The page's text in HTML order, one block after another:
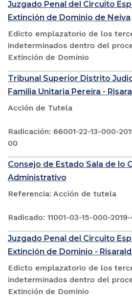
Juzgado Penal del Circuito
Extinción de Dominio de Neiva
Edicto emplazatorio de los
indeterminados dentro del
Extinción de Dominio
Tribunal Superior Distrito
Familia Unitaria Pereira -
Acción de Tutela
Radicación: 66001-22-13-000-
00
Consejo de Estado Sala de lo
Administrativo
Referencia: Acción de tutela
Radicado: 11001-03-15-000-
Juzgado Penal del Circuito
Extinción de Dominio -
Edicto emplazatorio de los
indeterminados dentro del
Extinción de Dominio